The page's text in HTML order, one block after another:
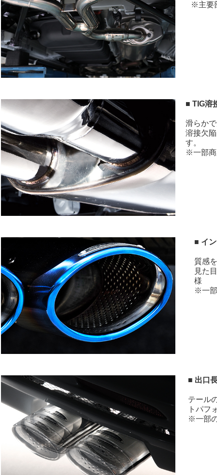
※主要
■ TIG溶
滑らか
溶接欠
す。
※一部
■ イ
質感
見た
様
※一
■ 出口
テール
トパフ
※一部